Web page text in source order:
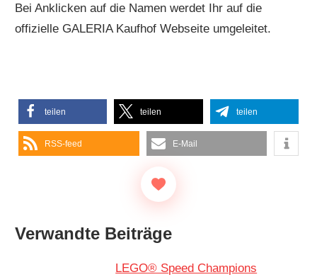
Bei Anklicken auf die Namen werdet Ihr auf die
offizielle GALERIA Kaufhof Webseite umgeleitet.
teilen teilen teilen
RSS-feed E-Mail
Verwandte Beiträge
LEGO® Speed Champions